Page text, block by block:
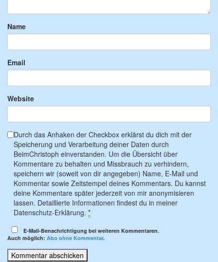
Name
Email
Website
Durch das Anhaken der Checkbox erklärst du dich mit der
Speicherung und Verarbeitung deiner Daten durch
BeimChristoph einverstanden. Um die Übersicht über
Kommentare zu behalten und Missbrauch zu verhindern,
speichern wir (soweit von dir angegeben) Name, E-Mail und
Kommentar sowie Zeitstempel deines Kommentars. Du kannst
deine Kommentare später jederzeit von mir anonymisieren
lassen. Detaillierte Informationen findest du in meiner
Datenschutz-Erklärung. *
E-Mail-Benachrichtigung bei weiteren Kommentaren.
Auch möglich: Abo ohne Kommentar.